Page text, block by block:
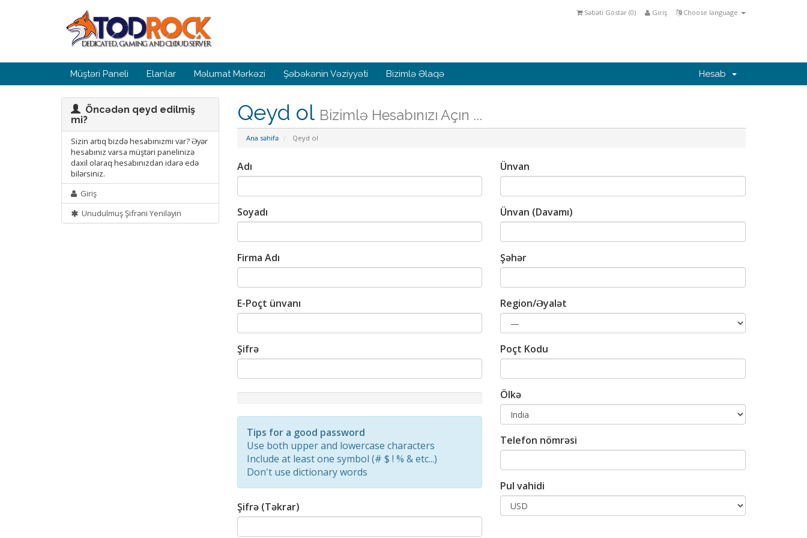
Choose language
Giriş
Səbəti Göstər (0)
Müştəri Paneli Elanlar Məlumat Mərkəzi Şəbəkənin Vəziyyəti Bizimlə Əlaqə Hesab
Qeyd ol Bizimlə Hesabınızı Açın ...
Ana səhifə Qeyd ol
Öncədən qeyd edilmiş
mi?
Sizin artıq bizdə hesabınızmı var? Əyər
hesabınız varsa müştəri panelinizə
daxil olaraq hesabınızdan idarə edə
bilərsiniz.
Giriş
Unudulmuş Şifrəni Yeniləyin
Adı
Soyadı
Firma Adı
E-Poçt ünvanı
Şifrə
Rating:
Tips for a good password
Use both upper and lowercase characters
Include at least one symbol (# $ ! % & etc...)
Don't use dictionary words
Şifrə (Təkrar)
Ünvan
Ünvan (Davamı)
Şəhər
Region/Əyalət
Poçt Kodu
Ölkə
Telefon nömrəsi
Pul vahidi